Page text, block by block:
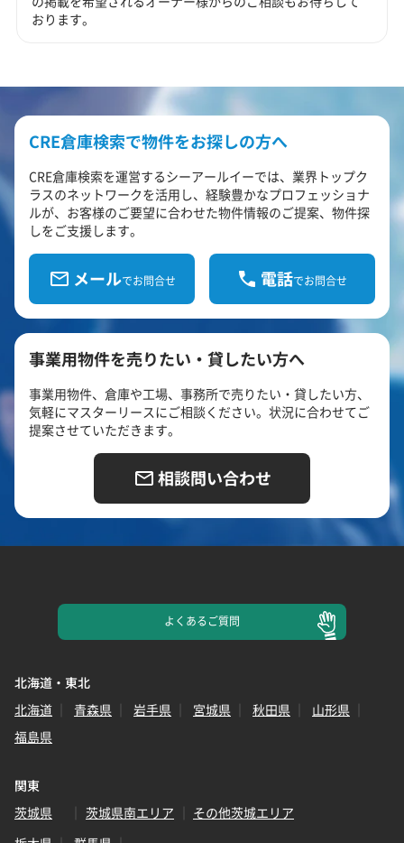
おります。
CRE倉庫検索で物件をお探しの方へ
CRE倉庫検索を運営するシーアールイーでは、業界トップク
ラスのネットワークを活用し、経験豊かなプロフェッショナ
ルが、お客様のご要望に合わせた物件情報のご提案、物件探
しをご支援します。
メールでお問合せ 電話でお問合せ
事業用物件を売りたい・貸したい方へ
事業用物件、倉庫や工場、事務所で売りたい・貸したい方、
気軽にマスターリースにご相談ください。状況に合わせてご
提案させていただきます。
相談問い合わせ
よくあるご質問
北海道・東北
北海道
青森県 岩手県 宮城県 秋田県
山形県
福島県
関東
茨城県
茨城県南エリア
その他茨城エリア